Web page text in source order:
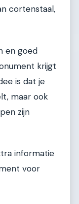
cortenstaal,
en goed
krijgt
is dat je
maar ook
zijn
informatie
voor